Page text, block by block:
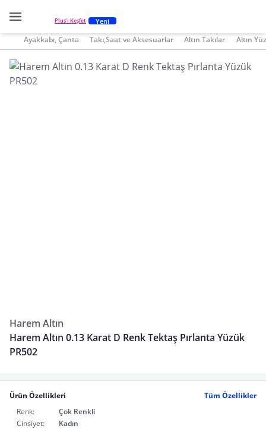
Plus'ı Keşfet Yeni
Ayakkabı, Çanta Takı,Saat ve Aksesuarlar Altın Takılar Altın
Harem Altın
Harem Altın 0.13 Karat D Renk Tektaş Pırlanta Yüzük
PR502
Ürün Özellikleri
Tüm Özellikler
Renk:
Çok Renkli
Cinsiyet:
Kadın